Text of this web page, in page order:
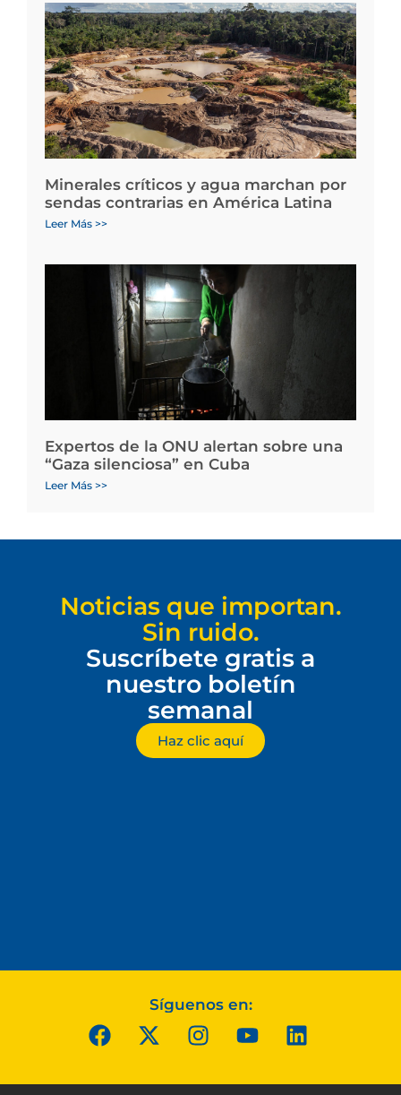
Minerales críticos y agua marchan por
sendas contrarias en América Latina
Leer Más >>
Expertos de la ONU alertan sobre una
“Gaza silenciosa” en Cuba
Leer Más >>
Noticias que importan.
Sin ruido.
Suscríbete gratis a
nuestro boletín
semanal
Haz clic aquí
Síguenos en: